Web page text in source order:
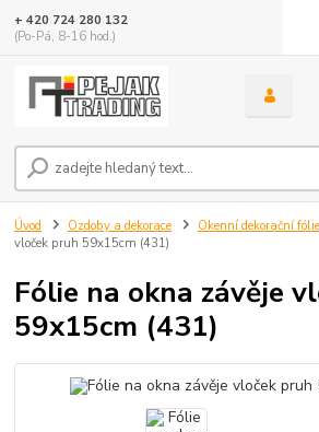
+ 420 724 280 132
(Po-Pá, 8-16 hod.)
Úvod Ozdoby a dekorace Okenní dekorační fólie
vloček pruh 59x15cm (431)
Fólie na okna závěje
59x15cm (431)